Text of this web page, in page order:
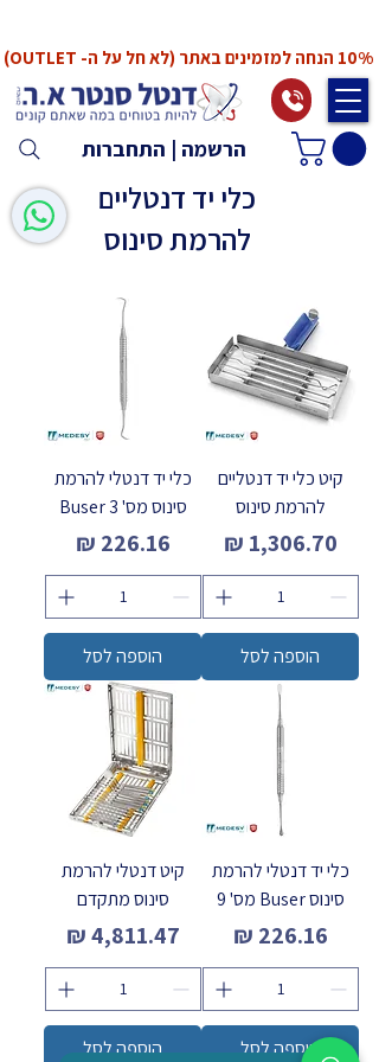
הרשמה | התחברות
10% הנחה למזמינים באתר (לא חל על ה- OUTLET)
כלי יד דנטליים
להרמת סינוס
קיט כלי יד דנטליים
להרמת סינוס
מחיר
הוספה לסל
כלי יד דנטלי להרמת
סינוס מס' 3 Buser
מחיר
הוספה לסל
כלי יד דנטלי להרמת
סינוס Buser מס' 9
מחיר
הוספה לסל
קיט דנטלי להרמת
סינוס מתקדם
מחיר
הוספה לסל